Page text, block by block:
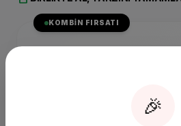
KOMBIN FIRSATI
DC3729-500
₺ 3.999,00
🎉